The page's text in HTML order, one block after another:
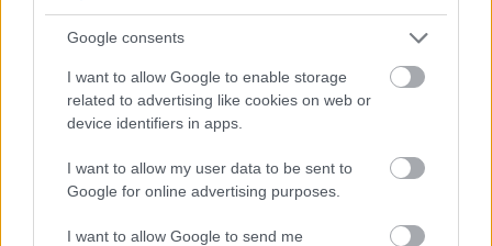
Google consents
I want to allow Google to enable storage
related to advertising like cookies on web or
device identifiers in apps.
I want to allow my user data to be sent to
Google for online advertising purposes.
I want to allow Google to send me
EZEK IS ÉRDEKELHETNEK